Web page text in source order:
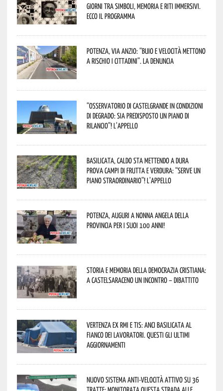
giorni tra simboli, memoria e riti immersivi.
Ecco il programma
Potenza, Via Anzio: “Buio e velocità mettono
a rischio i cittadini”. La denuncia
“Osservatorio di Castelgrande in condizioni
di degrado: sia predisposto un piano di
rilancio”! L’appello
Basilicata, caldo sta mettendo a dura
prova campi di frutta e verdura: “Serve un
piano straordinario”! L’appello
Potenza, auguri a nonna Angela della
provincia per i suoi 100 anni!
Storia e memoria della Democrazia Cristiana:
a Castelsaraceno un incontro – dibattito
Vertenza ex RMI e TIS: ANCI Basilicata al
fianco dei lavoratori. Questi gli ultimi
aggiornamenti
Nuovo sistema anti-velocità attivo su 36